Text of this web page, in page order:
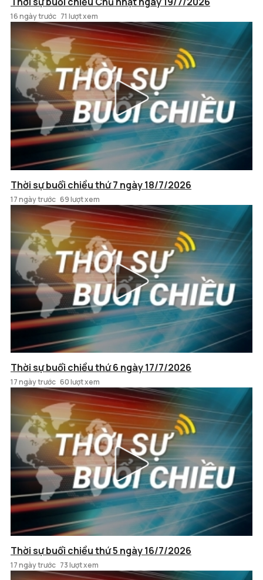
16 ngày trước 71 lượt xem
Thời sự buổi chiều thứ 7 ngày 18/7/2026
17 ngày trước 69 lượt xem
Thời sự buổi chiều thứ 6 ngày 17/7/2026
17 ngày trước 60 lượt xem
Thời sự buổi chiều thứ 5 ngày 16/7/2026
17 ngày trước 73 lượt xem